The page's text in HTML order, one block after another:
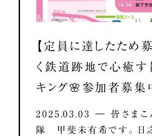
【定員に達したため
く鉄道跡地で心癒す
キング🌸参加者募集中
2025.03.03 ― 皆さまこ
隊 甲斐未有希です。 日之